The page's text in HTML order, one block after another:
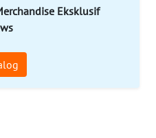
Eksklusif